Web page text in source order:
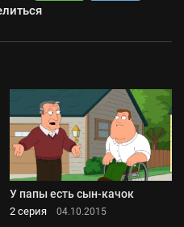
У папы есть сын-качок
2 серия 04.10.2015